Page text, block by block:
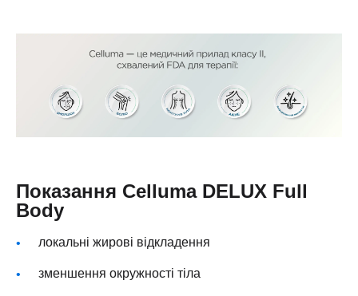
Показання Celluma DELUX Full
Body
локальні жирові відкладення
зменшення окружності тіла